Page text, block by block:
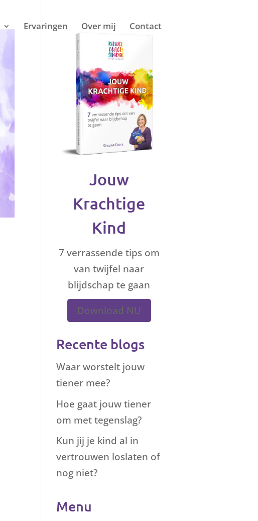
Ervaringen Over mij Contact
Jouw
Krachtige
Kind
7 verrassende tips om
van twijfel naar
blijdschap te gaan
Download NU
Recente blogs
Waar worstelt jouw
tiener mee?
Hoe gaat jouw tiener
om met tegenslag?
Kun jij je kind al in
vertrouwen loslaten of
nog niet?
Menu